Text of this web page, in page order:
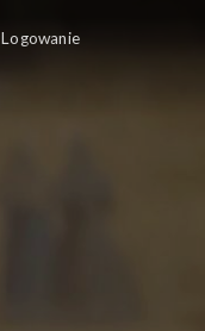
Logowanie